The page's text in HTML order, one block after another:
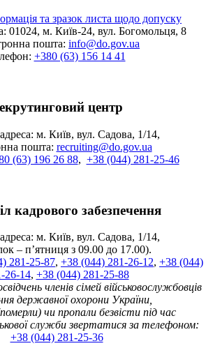
та зразок листа щодо допуску
01024, м. Київ-24, вул. Богомольця, 8
пошта: info@do.gov.ua
+380 (63) 156 14 41
центр
м. Київ, вул. Садова, 1/14,
пошта: recruiting@do.gov.ua
(63) 196 26 88, +38 (044) 281-25-46
кадрового забезпечення
м. Київ, вул. Садова, 1/14,
– п’ятниця з 09.00 до 17.00).
281-25-87, +38 (044) 281-26-12, +38 (044)
26-14, +38 (044) 281-25-88
членів сімей військовослужбовців
державної охорони України,
чи пропали безвісти під час
служби звертатися за телефоном:
+38 (044) 281-25-36